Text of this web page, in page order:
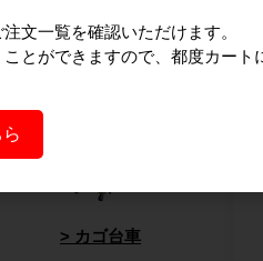
から探す
カゴ台車
文一覧を確認いただけます。
とができますので、都度カート